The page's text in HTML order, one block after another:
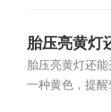
胎压亮黄灯
胎压亮黄灯还
一种黄色，提